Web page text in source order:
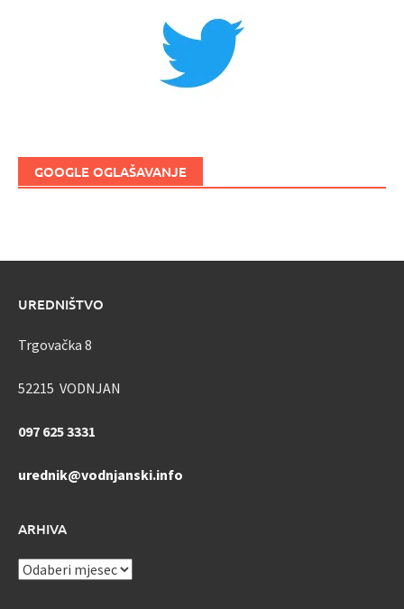
GOOGLE OGLAŠAVANJE
UREDNIŠTVO
Trgovačka 8
52215 VODNJAN
097 625 3331
urednik@vodnjanski.info
ARHIVA
ARHIVA